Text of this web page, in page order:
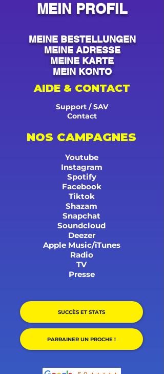
MEIN PROFIL
MEINE BESTELLUNGEN
MEINE ADRESSE
MEINE KARTE
MEIN KONTO
AIDE & CONTACT
Support / SAV
Contact
NOS CAMPAGNES
Youtube
Instagram
Spotify
Facebook
Tiktok
Shazam
Snapchat
Soundcloud
Deezer
Apple Music/iTunes
Radio
TV
Presse
SUCCÈS ET STATS
PARRAINER UN PROCHE !